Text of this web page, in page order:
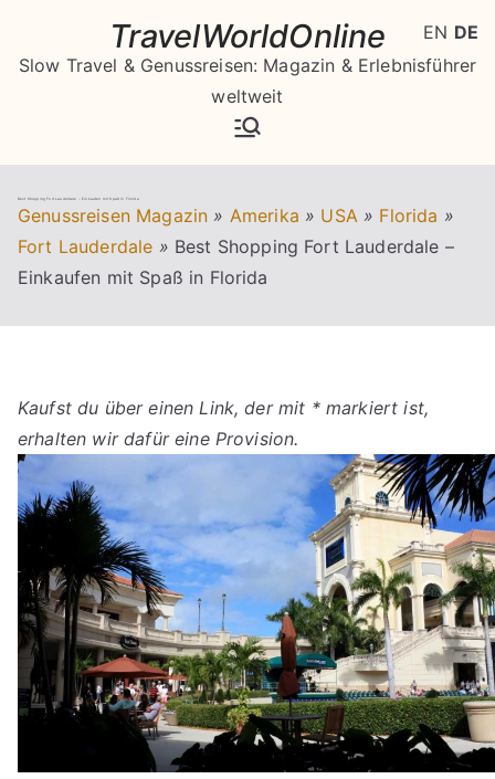
springen
TravelWorldOnline
Slow Travel & Genussreisen: Magazin & Erlebnisführer
weltweit
Best Shopping Fort Lauderdale – Einkaufen mit Spaß in Florida
Genussreisen Magazin » Amerika » USA » Florida »
Fort Lauderdale » Best Shopping Fort Lauderdale –
Einkaufen mit Spaß in Florida
Kaufst du über einen Link, der mit * markiert ist,
erhalten wir dafür eine Provision.
EN DE